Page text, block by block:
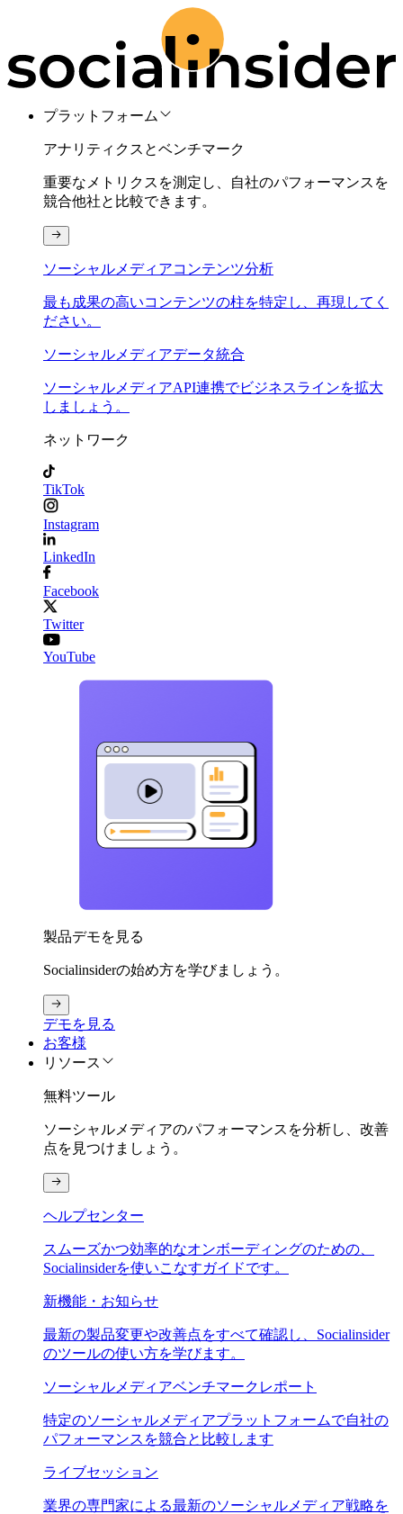
プラットフォーム
アナリティクスとベンチマーク
重要なメトリクスを測定し、自社のパフォーマンスを
競合他社と比較できます。
ソーシャルメディアコンテンツ分析
最も成果の高いコンテンツの柱を特定し、再現してく
ださい。
ソーシャルメディアデータ統合
ソーシャルメディアAPI連携でビジネスラインを拡大
しましょう。
ネットワーク
TikTok
Instagram
LinkedIn
Facebook
Twitter
YouTube
製品デモを見る
Socialinsiderの始め方を学びましょう。
デモを見る
お客様
リソース
無料ツール
ソーシャルメディアのパフォーマンスを分析し、改善
点を見つけましょう。
ヘルプセンター
スムーズかつ効率的なオンボーディングのための、
Socialinsiderを使いこなすガイドです。
新機能・お知らせ
最新の製品変更や改善点をすべて確認し、Socialinsider
のツールの使い方を学びます。
ソーシャルメディアベンチマークレポート
特定のソーシャルメディアプラットフォームで自社の
パフォーマンスを競合と比較します
ライブセッション
業界の専門家による最新のソーシャルメディア戦略を